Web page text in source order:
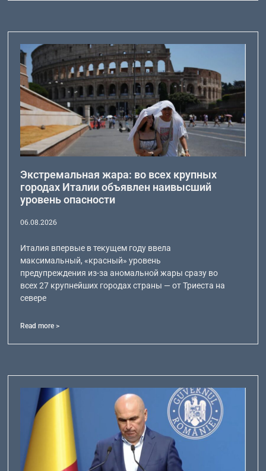
Экстремальная жара: во всех крупных
городах Италии объявлен наивысший
уровень опасности
06.08.2026
Италия впервые в текущем году ввела
максимальный, «красный» уровень
предупреждения из-за аномальной жары сразу во
всех 27 крупнейших городах страны — от Триеста на
севере
Read more >